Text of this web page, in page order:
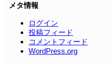
メタ情報
ログイン
投稿フィード
コメントフィード
WordPress.org